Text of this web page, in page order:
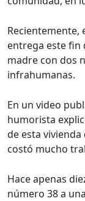
Recientemente,
entrega este fin
madre con dos
infrahumanas.
En un video
humorista
de esta
costó mucho
Hace apenas
número 38 a